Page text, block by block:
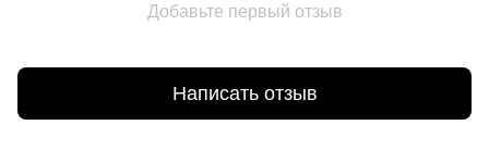
Добавьте первый отзыв
Написать отзыв